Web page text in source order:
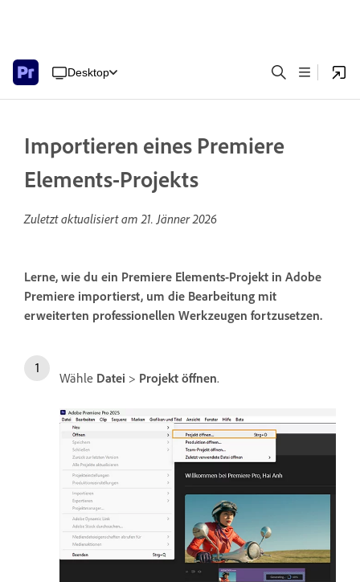
Desktop
Importieren eines Premiere
Elements-Projekts
Zuletzt aktualisiert am21. Jänner 2026
Lerne, wie du ein Premiere Elements-Projekt in Adobe
Premiere importierst, um die Bearbeitung mit
erweiterten professionellen Werkzeugen fortzusetzen.
Wähle Datei > Projekt öffnen.